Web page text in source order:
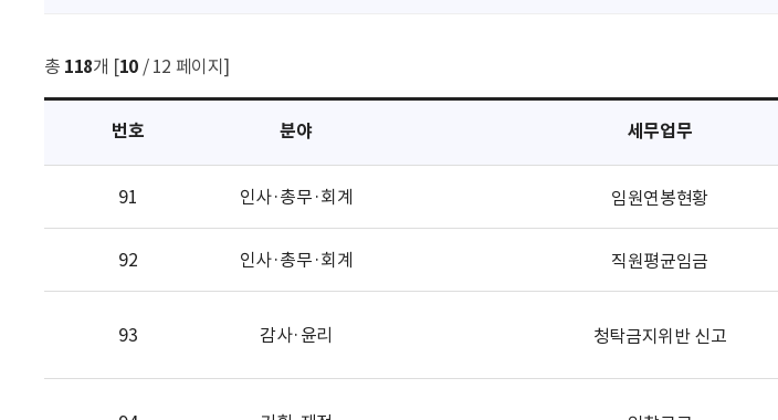
총 118개 [10 / 12 페이지]
번호 분야 세무업무
91 인사·총무·회계 임원연봉현황
92 인사·총무·회계 직원평균임금
93 감사·윤리 청탁금지위반 신고